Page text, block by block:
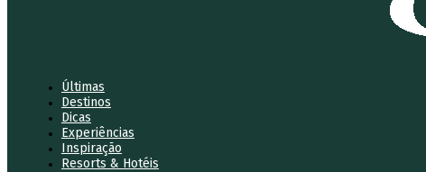
Últimas
Destinos
Dicas
Experiências
Inspiração
Resorts & Hotéis